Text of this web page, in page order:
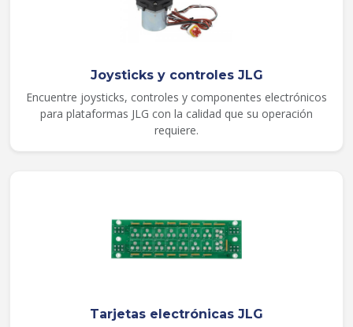
Joysticks y controles JLG
Encuentre joysticks, controles y componentes electrónicos
para plataformas JLG con la calidad que su operación
requiere.
Tarjetas electrónicas JLG